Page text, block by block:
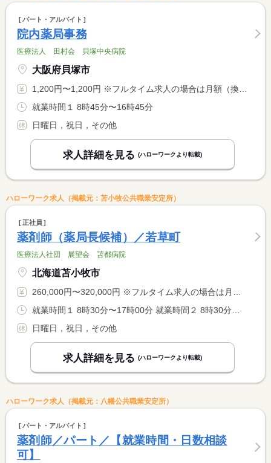
パート・アルバイト
院内薬局事務
医療法人 田村会 貝塚中央病院
大阪府貝塚市
1,200円〜1,200円 ※フルタイム求人の場合は月額（換算額）、パート求人の場合は時間額を表示しています。
就業時間１ 8時45分〜16時45分
日曜日，祝日，その他
求人詳細を見る (ハローワークより転載)
ハローワーク求人（掲載元：苫小牧公共職業安定所）
正社員
薬剤師（薬局長候補）／若草町
医療法人社団 展望会 苫都病院
北海道苫小牧市
260,000円〜320,000円 ※フルタイム求人の場合は月額（換算額）、パート求人の場合は時間額を表示しています。
日曜日，祝日，その他
求人詳細を見る (ハローワークより転載)
ハローワーク求人（掲載元：八幡公共職業安定所）
パート・アルバイト
薬剤師／パート／【就業時間・日数相談
可】